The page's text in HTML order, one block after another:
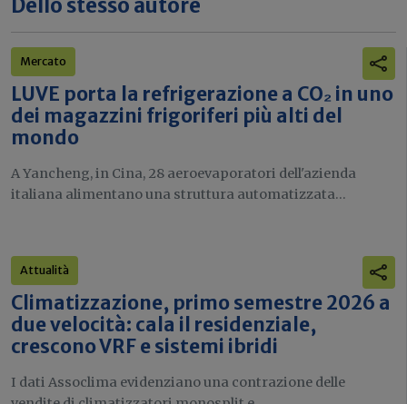
Dello stesso autore
Mercato
LUVE porta la refrigerazione a CO₂ in uno
dei magazzini frigoriferi più alti del
mondo
A Yancheng, in Cina, 28 aeroevaporatori dell'azienda
italiana alimentano una struttura automatizzata...
Attualità
Climatizzazione, primo semestre 2026 a
due velocità: cala il residenziale,
crescono VRF e sistemi ibridi
I dati Assoclima evidenziano una contrazione delle